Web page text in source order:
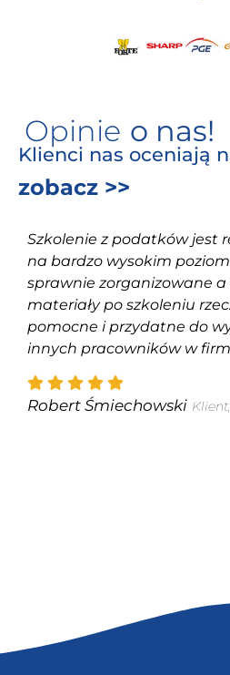
Opinie o nas!
Klienci nas oceniają
zobacz >>
Szkolenie z podatków jest
na bardzo wysokim
sprawnie zorganizowane
materiały po szkoleniu
pomocne i przydatne do
innych pracowników w
Robert Śmiechowski